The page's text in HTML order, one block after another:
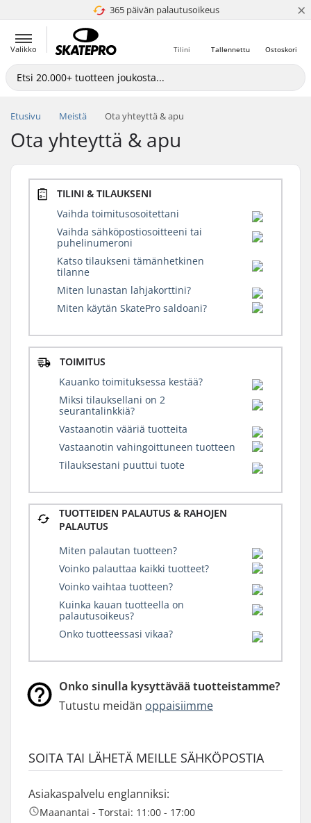
365 päivän palautusoikeus
4.8 / 5 ×
Valikko Ostoskori
Tallennettu
Tilini
Etusivu Meistä Ota yhteyttä & apu
Ota yhteyttä & apu
TILINI & TILAUKSENI
Vaihda toimitusosoitettani
Vaihda sähköpostiosoitteeni tai
puhelinumeroni
Katso tilaukseni tämänhetkinen
tilanne
Miten lunastan lahjakorttini?
Miten käytän SkatePro saldoani?
TOIMITUS
Kauanko toimituksessa kestää?
Miksi tilauksellani on 2
seurantalinkkiä?
Vastaanotin vääriä tuotteita
Vastaanotin vahingoittuneen tuotteen
Tilauksestani puuttui tuote
TUOTTEIDEN PALAUTUS & RAHOJEN
PALAUTUS
Miten palautan tuotteen?
Voinko palauttaa kaikki tuotteet?
Voinko vaihtaa tuotteen?
Kuinka kauan tuotteella on
palautusoikeus?
Onko tuotteessasi vikaa?
Onko sinulla kysyttävää tuotteistamme?
Tutustu meidän oppaisiimme
SOITA TAI LÄHETÄ MEILLE SÄHKÖPOSTIA
Asiakaspalvelu englanniksi:
Maanantai - Torstai: 11:00 - 17:00